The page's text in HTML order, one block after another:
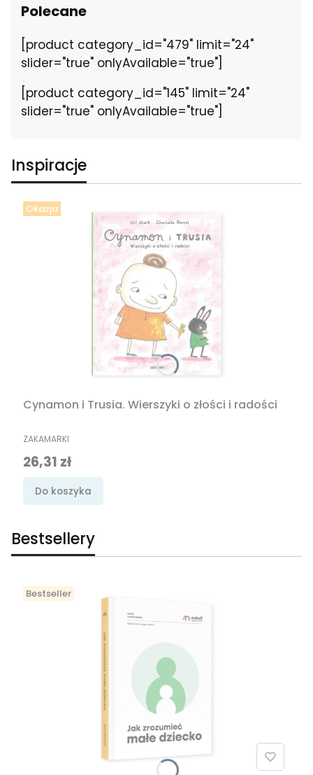
Polecane
[product category_id="479" limit="24"
slider="true" onlyAvailable="true"]
[product category_id="145" limit="24"
slider="true" onlyAvailable="true"]
Inspiracje
Okazja
Cynamon i Trusia. Wierszyki o złości i radości
PRODUCENT
ZAKAMARKI
Cena promocyjna
26,31 zł
Do koszyka
Bestsellery
Bestseller